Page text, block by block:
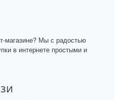
магазине? Мы с радостью
в интернете простыми и